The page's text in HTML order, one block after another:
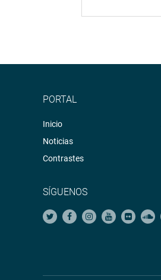
PORTAL
Inicio
Noticias
Contrastes
SÍGUENOS